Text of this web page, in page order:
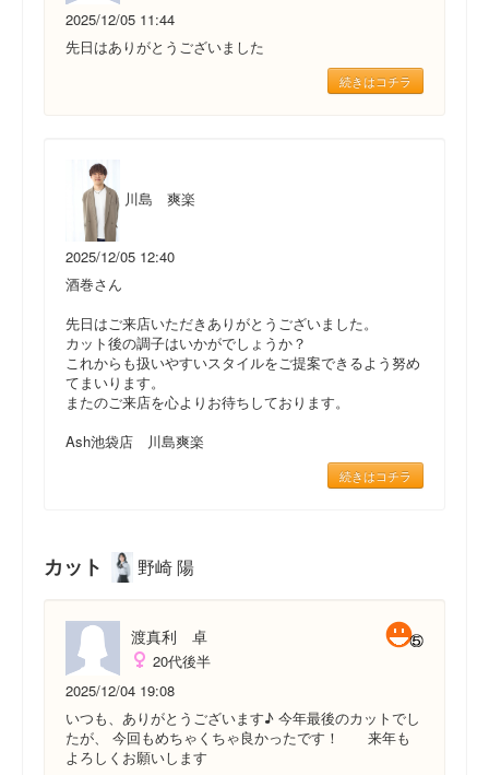
2025/12/05 11:44
先日はありがとうございました
続きはコチラ
川島 爽楽
2025/12/05 12:40
酒巻さん
先日はご来店いただきありがとうございました。
カット後の調子はいかがでしょうか？
これからも扱いやすいスタイルをご提案できるよう努め
てまいります。
またのご来店を心よりお待ちしております。
Ash池袋店 川島爽楽
続きはコチラ
カット 野崎 陽
渡真利 卓
20代後半
2025/12/04 19:08
いつも、ありがとうございます♪ 今年最後のカットでし
たが、 今回もめちゃくちゃ良かったです！ 来年も
よろしくお願いします